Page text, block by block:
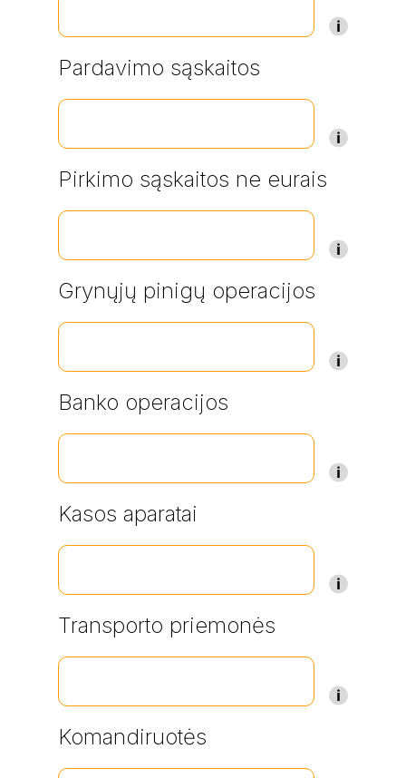
Pardavimo sąskaitos
Pirkimo sąskaitos ne eurais
Grynųjų pinigų operacijos
Banko operacijos
Kasos aparatai
Transporto priemonės
Komandiruotės